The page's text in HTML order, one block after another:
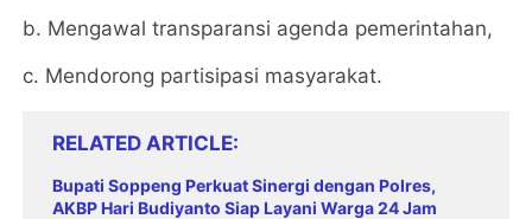
b. Mengawal transparansi agenda pemerintahan,
c. Mendorong partisipasi masyarakat.
RELATED ARTICLE
Bupati Soppeng Perkuat Sinergi dengan Polres,
AKBP Hari Budiyanto Siap Layani Warga 24 Jam